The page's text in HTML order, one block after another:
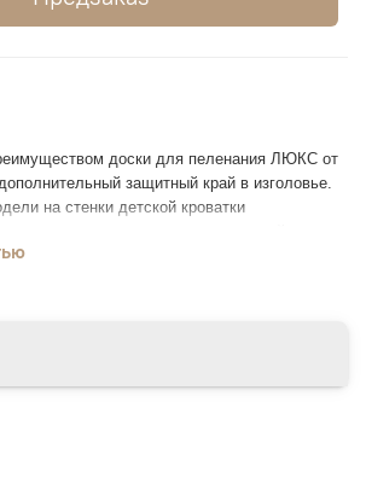
доски для пеленания ЛЮКС от
защитный край в изголовье.
на стенки детской кроватки
крепятся на основание.
завершению всех необходимых процедур ее